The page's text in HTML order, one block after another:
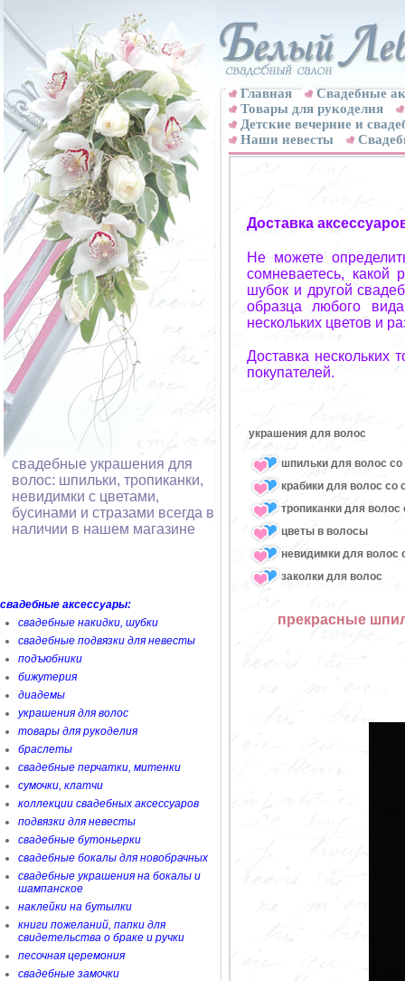
свадебные украшения для
волос: шпильки, тропиканки,
невидимки с цветами,
бусинами и стразами всегда в
наличии в нашем магазине
свадебные аксессуары:
свадебные накидки, шубки
свадебные подвязки для невесты
подъюбники
бижутерия
диадемы
украшения для волос
товары для рукоделия
браслеты
свадебные перчатки, митенки
сумочки, клатчи
коллекции свадебных аксессуаров
подвязки для невесты
свадебные бутоньерки
свадебные бокалы для новобрачных
свадебные украшения на бокалы и
шампанское
наклейки на бутылки
книги пожеланий, папки для
свидетельства о браке и ручки
песочная церемония
свадебные замочки
Главная
Свадебные
Товары для рукоделия
Детские вечерние и
Наши невесты
Доставка
Не можете
сомневаетесь, какой
шубок и другой
образца любого
нескольких цветов и
Доставка нескольких
покупателей.
украшения для волос
шпильки для волос со
крабики для волос со
тропиканки для
цветы в волосы
невидимки для волос
заколки для волос
прекрасные